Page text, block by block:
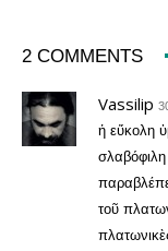
2 COMMENTS
Vassilip
ἡ εὔκολη
σλαβόφιλη
τοῦ